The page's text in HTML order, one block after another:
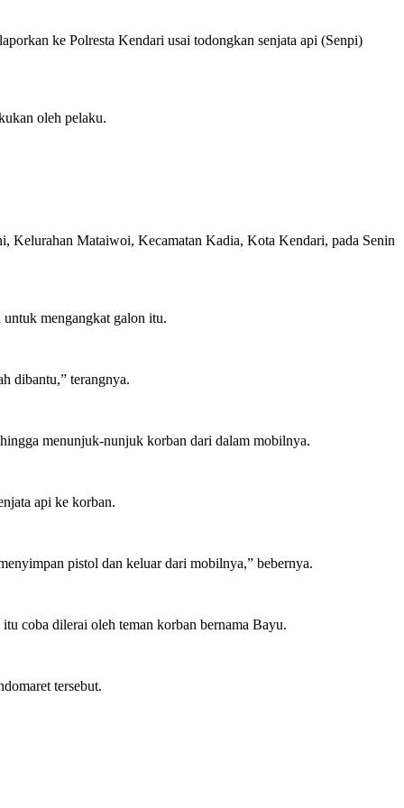
ke Polresta Kendari usai todongkan senjata api (Senpi)
oleh pelaku.
Kelurahan Mataiwoi, Kecamatan Kadia, Kota Kendari, pada Senin
mengangkat galon itu.
dibantu,” terangnya.
menunjuk-nunjuk korban dari dalam mobilnya.
api ke korban.
pistol dan keluar dari mobilnya,” bebernya.
coba dilerai oleh teman korban bernama Bayu.
tersebut.